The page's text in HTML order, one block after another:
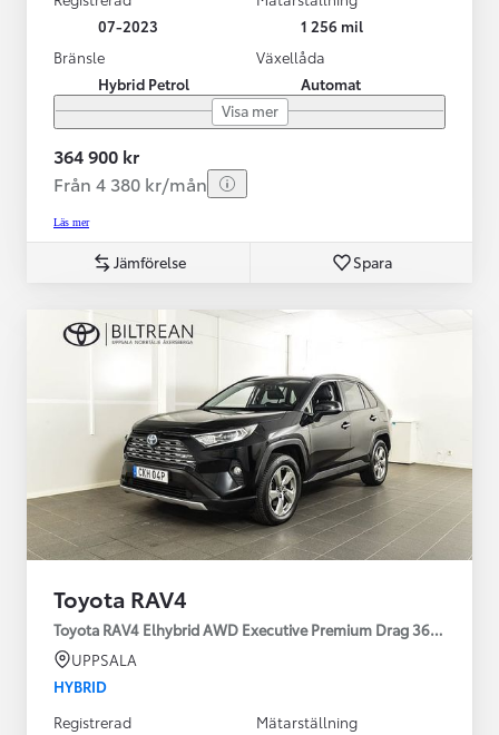
07-2023
1 256 mil
Bränsle
Hybrid Petrol
Växellåda
Automat
Visa mer
364 900 kr
Från 4 380 kr/mån
Läs mer
Jämförelse Spara
Toyota RAV4
Toyota RAV4 Elhybrid AWD Executive Premium Drag 360-kamera
UPPSALA
HYBRID
Registrerad
Mätarställning